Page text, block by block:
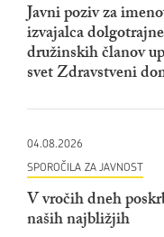
Javni poziv za
izvajalca
družinskih članov
svet Zdravstveni
04.08.2026
SPOROČILA ZA JAVNOST
V vročih dneh
naših najbližjih